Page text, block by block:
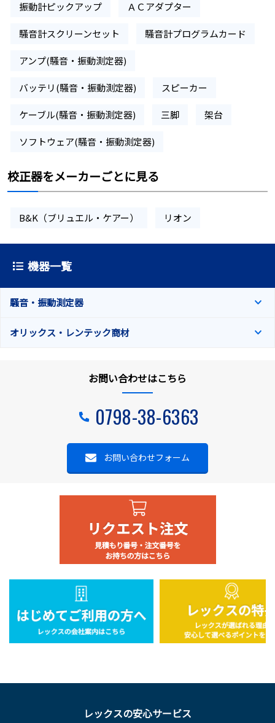
振動計ピックアップ ＡＣアダプター
騒音計スクリーンセット 騒音計プログラムカード
アンプ(騒音・振動測定器)
バッテリ(騒音・振動測定器) スピーカー
ケーブル(騒音・振動測定器) 三脚 架台
ソフトウェア(騒音・振動測定器)
校正器をメーカーごとに見る
B&K（ブリュエル・ケアー） リオン
機器一覧
騒音・振動測定器
オリックス・レンテック商材
お問い合わせはこちら
0798-38-6363
お問い合わせフォーム
レックスの安心サービス